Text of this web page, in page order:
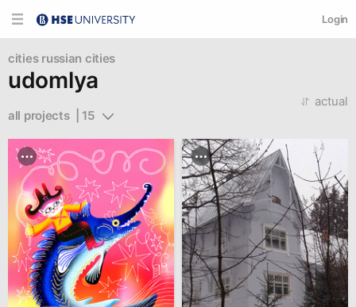
Login
cities russian cities
udomlya
all projects  | 15
actual